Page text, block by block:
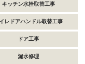
キッチン水栓取替工事
レドアハンドル取替工事
ドア工事
漏水修理